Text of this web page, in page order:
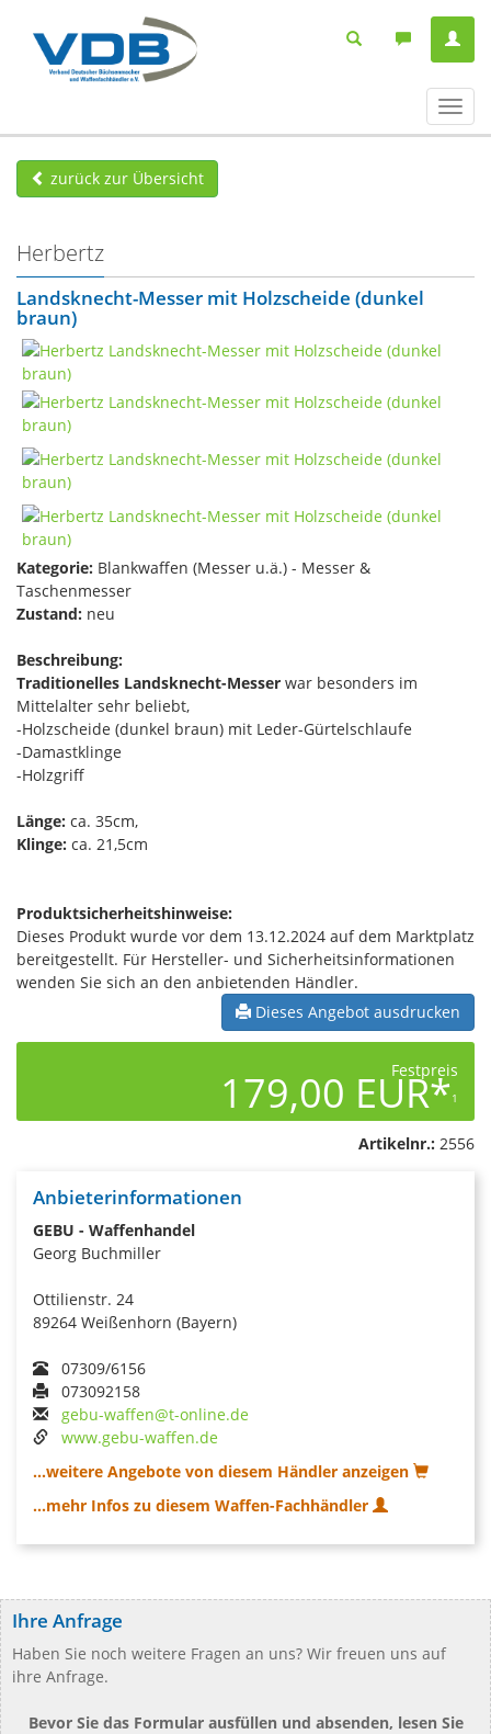
ein-/
zurück zur Übersicht
Herbertz
Landsknecht-Messer mit Holzscheide (dunkel
braun)
Kategorie: Blankwaffen (Messer u.ä.) - Messer &
Taschenmesser
Zustand: neu
Beschreibung:
Traditionelles Landsknecht-Messer war besonders im
Mittelalter sehr beliebt,
-Holzscheide (dunkel braun) mit Leder-Gürtelschlaufe
-Damastklinge
-Holzgriff
Länge: ca. 35cm,
Klinge: ca. 21,5cm
Produktsicherheitshinweise:
Dieses Produkt wurde vor dem 13.12.2024 auf dem Marktplatz
bereitgestellt. Für Hersteller- und Sicherheitsinformationen
wenden Sie sich an den anbietenden Händler.
Dieses Angebot ausdrucken
Festpreis
179,00 EUR*1
Artikelnr.: 2556
Anbieterinformationen
GEBU - Waffenhandel
Georg Buchmiller
Ottilienstr. 24
89264 Weißenhorn (Bayern)
07309/6156
073092158
gebu-waffen@t-online.de
www.gebu-waffen.de
...weitere Angebote von diesem Händler anzeigen
...mehr Infos zu diesem Waffen-Fachhändler
Ihre Anfrage
Haben Sie noch weitere Fragen an uns? Wir freuen uns auf
ihre Anfrage.
Bevor Sie das Formular ausfüllen und absenden, lesen Sie